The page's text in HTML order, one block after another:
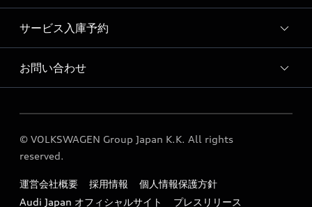
Audi 太田 店舗情報
Audi 太田 営業カレンダー
Audi 太田 運営会社概要
定期点検 / 車検 料金表
サービス入庫予約
Audi 太田 サービス入庫予約
お問い合わせ
各種お問い合わせ
© VOLKSWAGEN Group Japan K.K. All rights
reserved.
運営会社概要 採用情報
個人情報保護方針
Audi Japan オフィシャルサイト
プレスリリース